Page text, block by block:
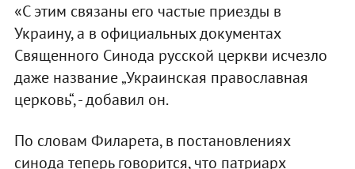
«С этим связаны его частые приезды в
Украину, а в официальных документах
Священного Синода русской церкви исчезло
даже название „Украинская православная
церковь“, - добавил он.
По словам Филарета, в постановлениях
синода теперь говорится, что патриарх